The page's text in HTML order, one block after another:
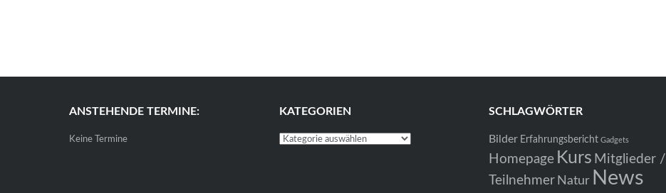
ANSTEHENDE TERMINE:
Keine Termine
KATEGORIEN
Kategorien
SCHLAGWÖRTER
Bilder Erfahrungsbericht Gadgets
Homepage Kurs Mitglieder /
Teilnehmer Natur News